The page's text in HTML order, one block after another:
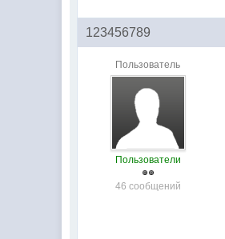
123456789
Пользователь
Пользователи
46 сообщений